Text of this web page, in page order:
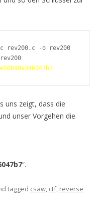
rev200.c -o rev200
uns zeigt, dass die
unser Vorgehen die
“.
tagged csaw ctf, reverse